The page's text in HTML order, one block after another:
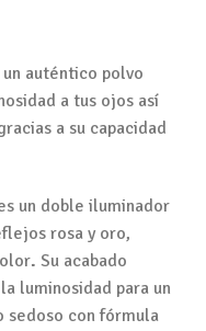
auténtico polvo
a tus ojos así
a su capacidad
un doble iluminador
rosa y oro,
. Su acabado
luminosidad para un
sedoso con fórmula